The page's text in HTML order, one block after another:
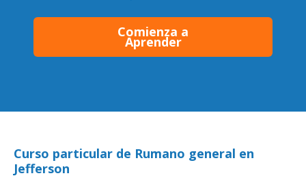
Comienza a
Aprender
Curso particular de Rumano general en
Jefferson